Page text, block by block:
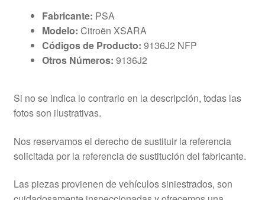
Fabricante: PSA
Modelo: Citroën XSARA
Códigos de Producto: 9136J2 NFP
Otros Números: 9136J2
Si no se indica lo contrario en la descripción, todas las
fotos son ilustrativas.
Nos reservamos el derecho de sustituir la referencia
solicitada por la referencia de sustitución del fabricante.
Las piezas provienen de vehículos siniestrados, son